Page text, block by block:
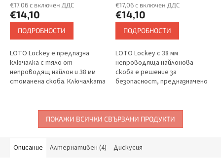
EN етикет
€17,06 с включен ДДС
€14,10
ПОДРОБНОСТИ
LOTO Lockey е предпазна
ключалка с тяло от
непроводящ найлон и 38 мм
стоманена скоба. Ключалката
здравина и е проектирана за
употреба в...
(непроводящо), прав ръб
€17,06 с включен ДДС
€14,10
ПОДРОБНОСТИ
LOTO Lockey с 38 мм
непроводяща найлонова
скоба е решение за
безопасност, предназначено
рамката. Ключалката има
тяло от...
ПОКАЖИ ВСИЧКИ СВЪРЗАНИ ПРОДУКТИ
Описание Алтернативен (4) Дискусия